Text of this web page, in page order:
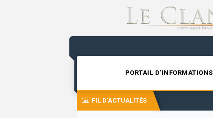
PORTAIL D'INFORMATIONS
FIL D'ACTUALITÉS